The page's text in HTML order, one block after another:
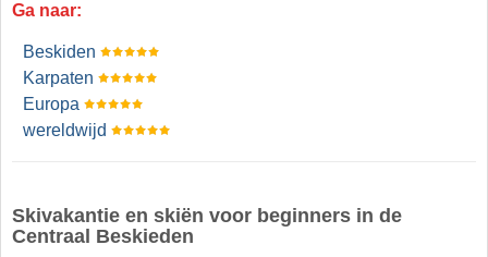
Ga naar:
Beskiden
Karpaten
Europa
wereldwijd
Skivakantie en skiën voor beginners in de
Centraal Beskieden